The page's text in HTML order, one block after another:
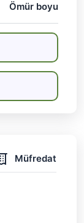
Müfredat
Ömür boyu